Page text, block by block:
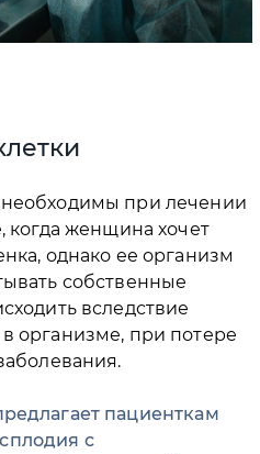
при лечении
когда женщина хочет
однако ее организм
собственные
вследствие
организме, при потере
пациенткам
с